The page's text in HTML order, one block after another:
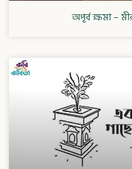
অপূর্ব ক্ষমা –